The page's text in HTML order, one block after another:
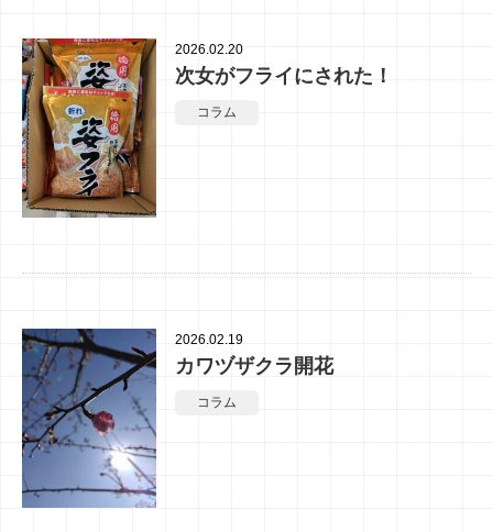
2026.02.20
次女がフライにされた！
コラム
2026.02.19
カワヅザクラ開花
コラム